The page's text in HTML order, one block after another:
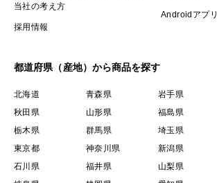
当社の考え方
採用情報
Androidアプリ
都道府県（産地）から商品を探す
北海道 青森県 岩手県
秋田県
山形県 福島県
栃木県
群馬県 埼玉県
東京都
神奈川県 新潟県
石川県
福井県 山梨県